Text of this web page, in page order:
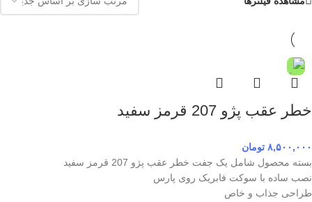
خطر عقب پژو 207 قرمز سفید
۸,۵۰۰,۰۰۰ تومان
بسته محصول شامل یک جفت خطر عقب پژو 207 قرمز سفید
نصب ساده با سوکت فابریک روی پارس
طراحی جذاب و خاص